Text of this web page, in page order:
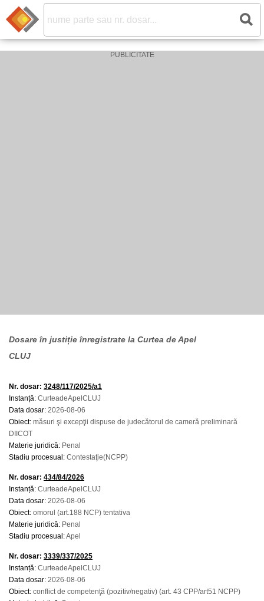
Dosare în justiție înregistrate la Curtea de Apel
CLUJ
Nr. dosar: 3248/117/2025/a1
Instanță: CurteadeApelCLUJ
Data dosar: 2026-08-06
Obiect: măsuri şi excepţii dispuse de judecătorul de cameră preliminară
DIICOT
Materie juridică: Penal
Stadiu procesual: Contestaţie(NCPP)
Nr. dosar: 434/84/2026
Instanță: CurteadeApelCLUJ
Data dosar: 2026-08-06
Obiect: omorul (art.188 NCP) tentativa
Materie juridică: Penal
Stadiu procesual:Apel
Nr. dosar: 3339/337/2025
Instanță: CurteadeApelCLUJ
Data dosar: 2026-08-06
Obiect: conflict de competenţă (pozitiv/negativ) (art. 43 CPP/art51 NCPP)